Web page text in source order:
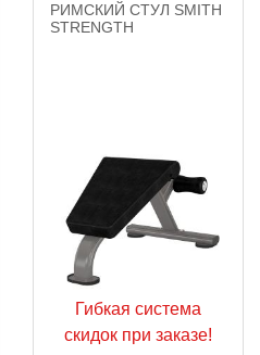
РИМСКИЙ СТУЛ SMITH
STRENGTH
Гибкая система
скидок при заказе!